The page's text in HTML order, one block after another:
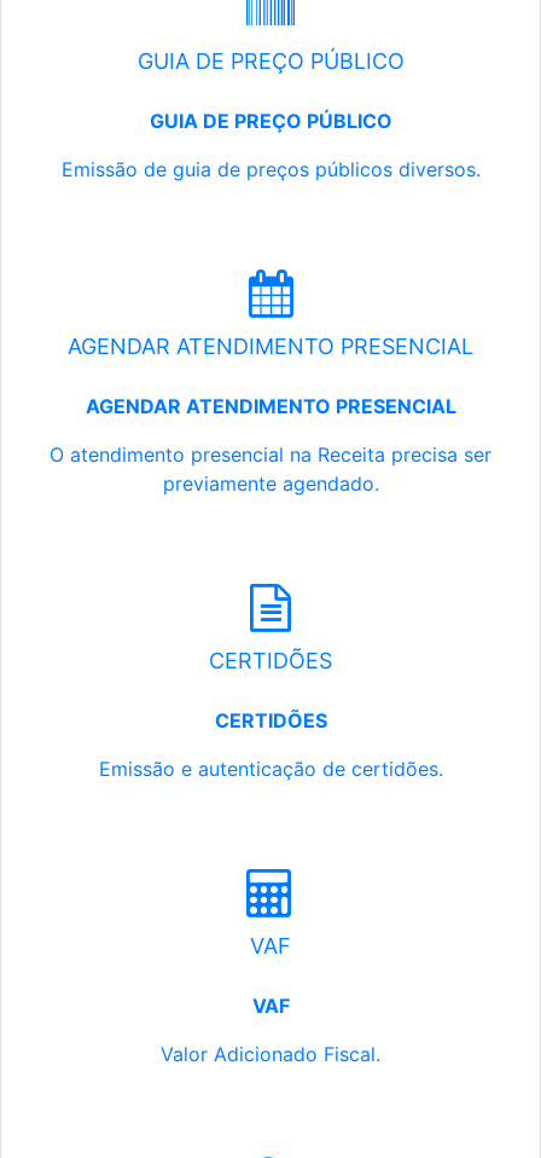
GUIA DE PREÇO PÚBLICO
GUIA DE PREÇO PÚBLICO
Emissão de guia de preços públicos diversos.
AGENDAR ATENDIMENTO PRESENCIAL
AGENDAR ATENDIMENTO PRESENCIAL
O atendimento presencial na Receita precisa ser
previamente agendado.
CERTIDÕES
CERTIDÕES
Emissão e autenticação de certidões.
VAF
VAF
Valor Adicionado Fiscal.